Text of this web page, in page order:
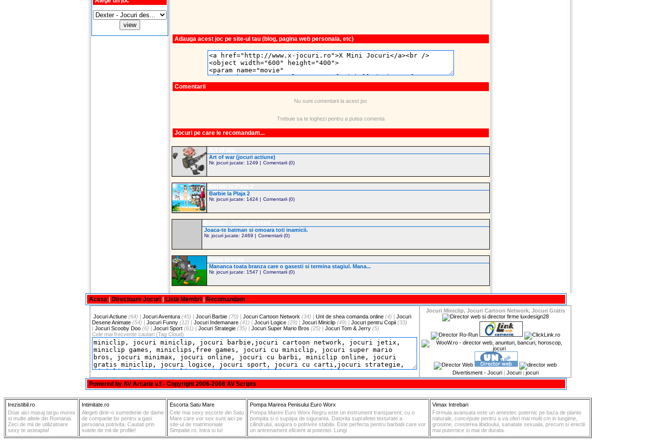
Adauga acest joc pe site-ul tau (blog, pagina web personala, etc)
Comentarii
Nu sunt comentarii la acest joc
Trebuie sa te loghezi pentru a putea comenta
Jocuri pe care le recomandam...
Art of war (jocuri actiune)
Nr. jocuri jucate: 1249 | Comentarii (0)
Barbie la Plaja 2
Nr. jocuri jucate: 1424 | Comentarii (0)
Joaca-te batman si omoara toti inamicii.
Nr. jocuri jucate: 2469 | Comentarii (0)
Mananca toata branza care o gasesti si termina stagiul. Mana...
Nr. jocuri jucate: 1547 | Comentarii (0)
Acasa Directoare Jocuri Lista Membri Recomandam
Jocuri Actiune (64) | Jocuri Aventura (45) | Jocuri Barbie (70) | Jocuri Cartoon Network (34) | Unt de shea comanda online (4) | Jocuri
Desene Animate (54) | Jocuri Funny (12) | Jocuri Indemanare (41) | Jocuri Logice (29) | Jocuri Miniclip (49) | Jocuri pentru Copii (33)
| Jocuri Scooby Doo (6) | Jocuri Sport (61) | Jocuri Strategie (35) | Jocuri Super Mario Bros (25) | Jocuri Tom & Jerry (5)
Cele mai frecvente cautari (Tag Cloud)
Jocuri Miniclip, Jocuri Cartoon Network, Jocuri Gratis
Divertisment - Jocuri| Jocuri| jocuri
Powered by AV Arcade v3 - Copyright 2006-2008 AV Scripts
Irezistibil.ro
Doar aici masaj targu mures
si multe altele din Romania.
Zeci de mii de utilizatoare
sexy te asteapta!
Intimitate.ro
Alegeti dintr-o sumedenie de dame
de companie bv pentru a gasi
persoana potrivita. Cautati prin
sutele de mii de profile!
Escorta Satu Mare
Cele mai sexy escorte din Satu
Mare care vor sex sunt aici pe
site-ul de matrimoniale
Simpatie.ro. Intra si tu!
Pompa Marirea Penisului Euro Worx
Pompa Marire Euro Worx Negru este un instrument transparent, cu o
pompita si o supapa de siguranta. Datorita suprafetei texturate a
cilindrului, asigura o potrivire stabila. Este perfecta pentru barbatii care vor
un antrenament eficient al potentei. Lungi
Vimax Intrebari
Formula avansata este un amestec puternic pe baza de plante
naturale, concepute pentru a va oferi mai multi cm in lungime,
grosime, cresterea libidoului, sanatate sexuala, precum si erectii
mai puternice si mai de durata.